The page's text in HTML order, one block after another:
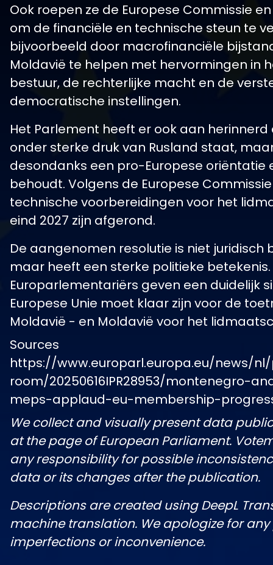
Ook roepen ze de Europese Commissie
om de financiële en technische steun te
bijvoorbeeld door macrofinanciële
Moldavië te helpen met hervormingen in
bestuur, de rechterlijke macht en de
democratische instellingen.
Het Parlement heeft er ook aan
onder sterke druk van Rusland staat,
desondanks een pro-Europese oriëntatie
behoudt. Volgens de Europese
technische voorbereidingen voor het
eind 2027 zijn afgerond.
De aangenomen resolutie is niet juridisch
maar heeft een sterke politieke betekenis.
Europarlementariërs geven een duidelijk
Europese Unie moet klaar zijn voor de
Moldavië - en Moldavië voor het
Sources
https://www.europarl.europa.eu/news/
room/20250616IPR28953/montenegro-
meps-applaud-eu-membership-
We collect and visually present data
at the page of European Parliament.
any responsibility for possible
data or its changes after the publication.
Descriptions are created using DeepL
machine translation. We apologize for
imperfections or inconvenience.